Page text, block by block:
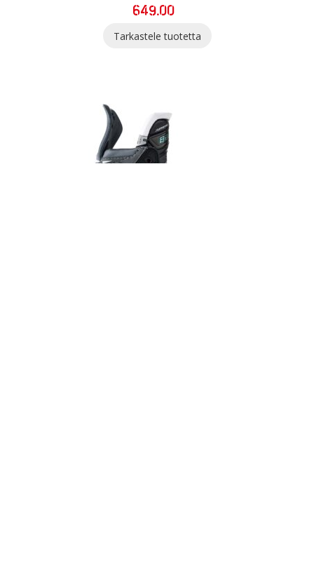
649.00
Tarkastele tuotetta